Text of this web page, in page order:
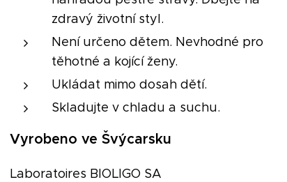
zdravý životní styl.
Není určeno dětem. Nevhodné pro
těhotné a kojící ženy.
Ukládat mimo dosah dětí.
Skladujte v chladu a suchu.
Vyrobeno ve Švýcarsku
Laboratoires BIOLIGO SA